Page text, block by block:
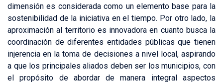
dimensión es considerada como un elemento base para la
sostenibilidad de la iniciativa en el tiempo. Por otro lado, la
aproximación al territorio es innovadora en cuanto busca la
coordinación de diferentes entidades públicas que tienen
injerencia en la toma de decisiones a nivel local, aspirando
a que los principales aliados deben ser los municipios, con
el propósito de abordar de manera integral aspectos